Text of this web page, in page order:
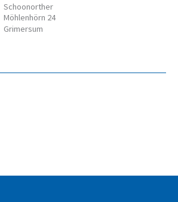
Schoonorther
Möhlenhörn 24
Grimersum